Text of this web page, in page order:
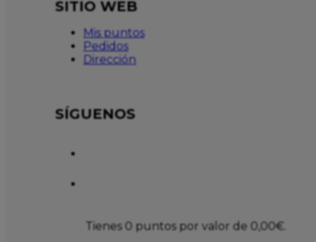
SITIO WEB
Mis puntos
Pedidos
Dirección
SÍGUENOS
Tienes 0 puntos por valor de 0,00€.